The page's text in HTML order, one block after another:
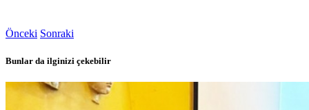
Önceki Sonraki
Bunlar da ilginizi çekebilir